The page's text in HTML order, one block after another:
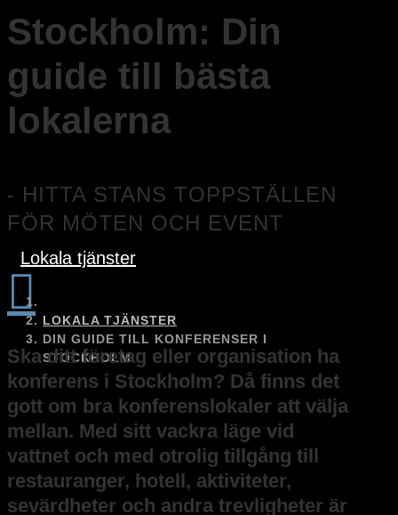
Stockholm: Din
guide till bästa
lokalerna
- HITTA STANS TOPPSTÄLLEN
FÖR MÖTEN OCH EVENT
Lokala tjänster

LOKALA TJÄNSTER
DIN GUIDE TILL KONFERENSER I
STOCKHOLM
Ska ditt företag eller organisation ha
konferens i Stockholm? Då finns det
gott om bra konferenslokaler att välja
mellan. Med sitt vackra läge vid
vattnet och med otrolig tillgång till
restauranger, hotell, aktiviteter,
sevärdheter och andra trevligheter är